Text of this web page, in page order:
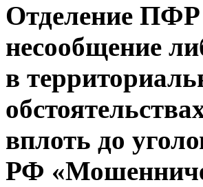
Отделение ПФР
несообщение
в
вплоть до
РФ